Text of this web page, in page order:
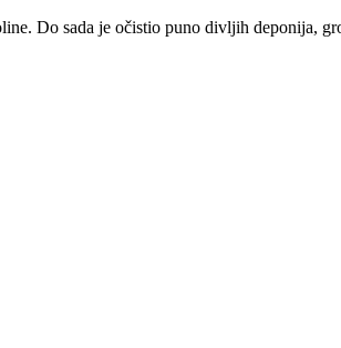
Do sada je očistio puno divljih deponija,